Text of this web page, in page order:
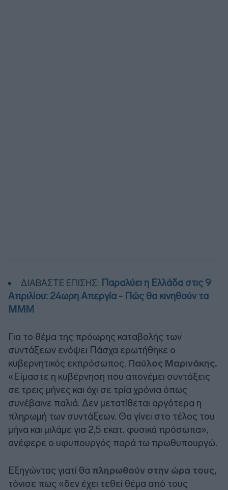
ΔΙΑΒΑΣΤΕ ΕΠΙΣΗΣ: Παραλύει η Ελλάδα στις 9
Απριλίου: 24ωρη Απεργία - Πώς θα κινηθούν τα
ΜΜΜ
Για το θέμα της πρόωρης καταβολής των
συντάξεων ενόψει Πάσχα ερωτήθηκε ο
κυβερνητικός εκπρόσωπος, Παύλος Μαρινάκης.
«Είμαστε η κυβέρνηση που απονέμει συντάξεις
σε τρεις μήνες και όχι σε τρία χρόνια όπως
συνέβαινε παλιά. Δεν μετατίθεται αργότερα η
πληρωμή των συντάξεων. Θα γίνει στο τέλος του
μήνα και μιλάμε για 2,5 εκατ. φυσικά πρόσωπα»,
ανέφερε ο υφυπουργός παρά τω πρωθυπουργώ.
Εξηγώντας γιατί θα πληρωθούν στην ώρα τους,
τόνισε πως «δεν έχει τεθεί θέμα από τους